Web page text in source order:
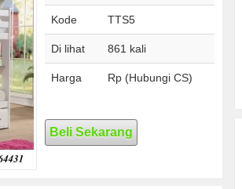
Kode TTS5
Di lihat 861 kali
Harga Rp (Hubungi CS)
Beli Sekarang